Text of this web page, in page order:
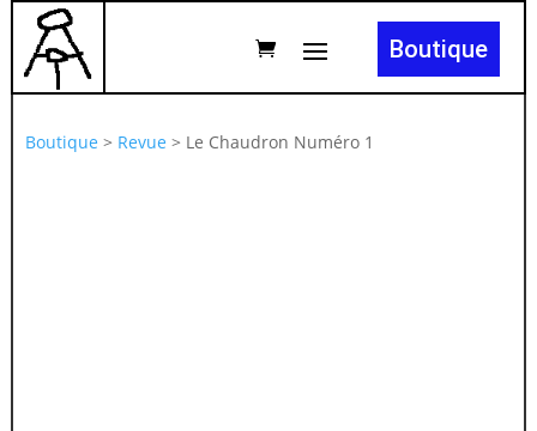
Boutique
Boutique > Revue > Le Chaudron Numéro 1